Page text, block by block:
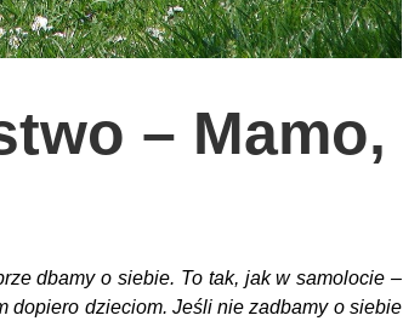
– Mamo,
dbamy o siebie. To tak, jak w samolocie –
dopiero dzieciom. Jeśli nie zadbamy o siebie